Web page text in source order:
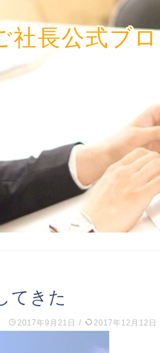
社長公式ブ
てきた
2017年9月21日 / 2017年12月12日